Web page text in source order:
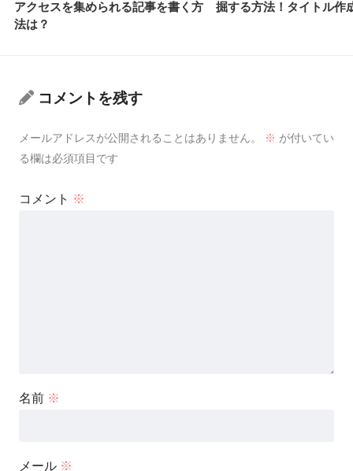
アクセスを集められる記事を書く方
法は？
掘する方法！タイトル作
コメントを残す
メールアドレスが公開されることはありません。 ※ が付いてい
る欄は必須項目です
コメント ※
名前 ※
メール ※